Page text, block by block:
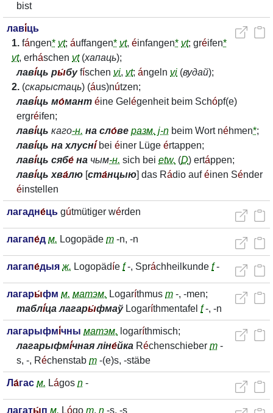
bist
лаві́ць
1. fángen* vt; áuffangen* vt, éinfangen* vt; gréifen*
vt, erháschen vt(хапаць);
лаві́ць ры́буfíschen vi, vt; ángeln vi (вудай);
2. (скарыстаць) (áus)nútzen;
лаві́ць мо́мант éine Gel égenheit beim Schópf(e)
ergréifen;
лаві́ць каго-н. на сло́ве разм. j-n beim Wort néhmen*;
лаві́ць на хлусні́bei éiner Lüge értappen;
лаві́ць сябе́ на чым-н. sich bei etw. (D) ertáppen;
лаві́ць хва́лю [ста́нцыю] das Rádio auféinen Sénder
éinstellen
лагадне́ць gútmütiger wérden
лагапе́д м. Logopäde m -n, -n
лагапе́дыя ж. Logopädíe f-, Spráchheilkunde f-
лагары́фм м. матэм. Logaríthmus m -, -men;
таблі́ца лагары́фмаўLogaríthmentafel f-, -n
лагарыфмі́чны матэм. logaríthmisch;
лагарыфмі́чная ліне́йка Réchenschieber m -
s, -, Réchenstab m -(e)s, -stäbe
Ла́гас м. Lágos n -
лагаты́п м. Lógo m, n -s, -s